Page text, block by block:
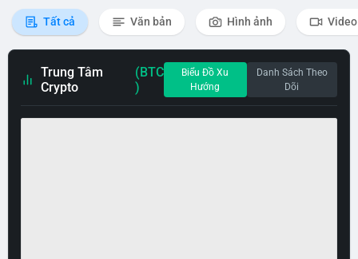
Tất cả Văn bản Hình ảnh Video
Trung Tâm
Crypto
(BTC
)
Biểu Đồ Xu
Hướng
Danh Sách Theo
Dõi